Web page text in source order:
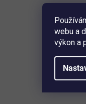
webu a
výkon a